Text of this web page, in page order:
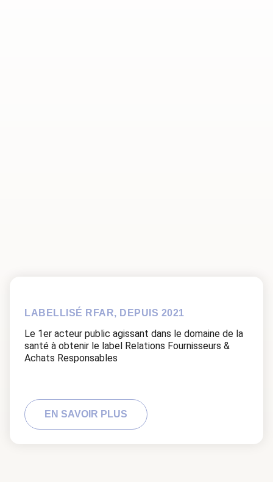
LABELLISÉ RFAR, DEPUIS 2021
Le 1er acteur public agissant dans le domaine de la
santé à obtenir le label Relations Fournisseurs &
Achats Responsables
EN SAVOIR PLUS